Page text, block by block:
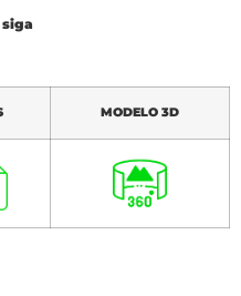
MODELO 3D